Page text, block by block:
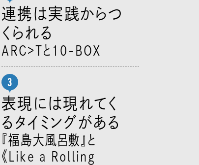
連携は実践からつ
くられる
ARC>Tと10-BOX
表現には現れてく
るタイミングがある
『福島大風呂敷』と
《Like a Rolling